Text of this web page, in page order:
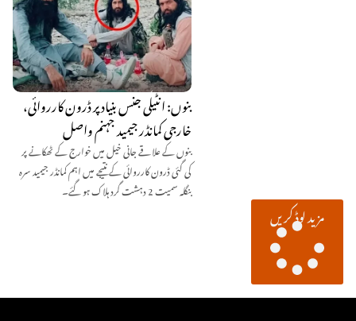
بنوں: انٹیلی جنس بنیاد پر ڈرون کارروائی،
خارجی کمانڈر جیمید جہنم واصل
بنوں کے علاقے جانی خیل میں خوارج کے ٹھکانے پر
کی گئی ڈرون کارروائی کے نتیجے میں اہم کمانڈر جیمید سرہ
بنگلہ سمیت 2 دہشت گرد ہلاک ہو گئے۔
مزید لوڈ کریں